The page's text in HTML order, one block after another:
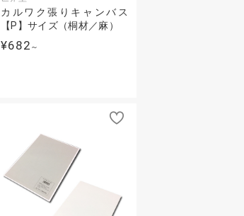
カルワク張りキャンバス
【P】サイズ（桐材／麻）
¥682 ～